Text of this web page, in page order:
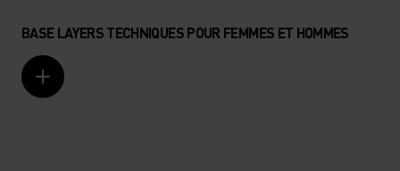
BASE LAYERS TECHNIQUES POUR FEMMES ET HOMMES